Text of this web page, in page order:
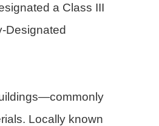
a Class III
Designated
Locally known